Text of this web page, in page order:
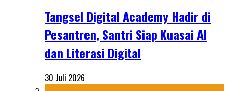
Tangsel Digital Academy Hadir di
Pesantren, Santri Siap Kuasai AI
dan Literasi Digital
30 Juli 2026